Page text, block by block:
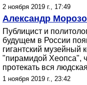
2 ноября 2019 г., 17:49
Александр
Публицист и
будущем в России
гигантский музейный
"пирамидой Хеопса",
протекать вся
1 ноября 2019 г., 23:42